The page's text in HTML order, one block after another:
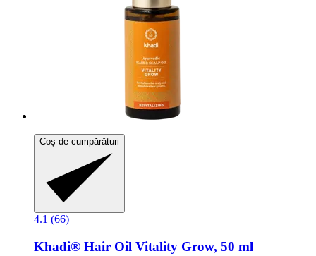
Coș de cumpărături
4.1 (66)
Khadi® Hair Oil Vitality Grow, 50 ml